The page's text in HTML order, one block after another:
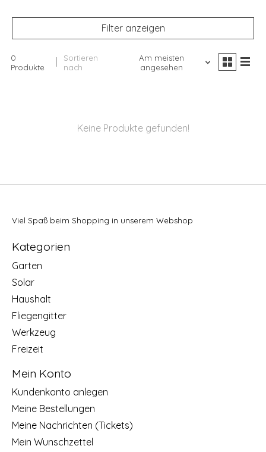
Filter anzeigen
0
Produkte
Sortieren
nach
Am meisten
angesehen
Keine Produkte gefunden!
Viel Spaß beim Shopping in unserem Webshop
Kategorien
Garten
Solar
Haushalt
Fliegengitter
Werkzeug
Freizeit
Mein Konto
Kundenkonto anlegen
Meine Bestellungen
Meine Nachrichten (Tickets)
Mein Wunschzettel